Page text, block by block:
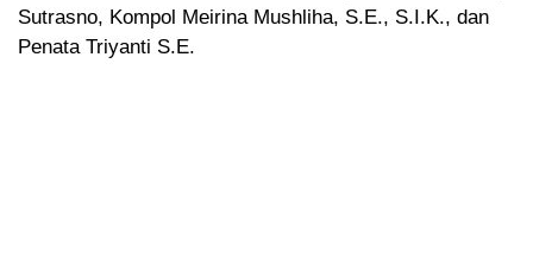
Sutrasno, Kompol Meirina Mushliha, S.E., S.I.K., dan
Penata Triyanti S.E.